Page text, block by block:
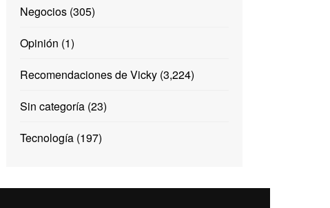
Negocios(305)
Opinión (1)
Recomendaciones de Vicky(3,224)
Sin categoría(23)
Tecnología(197)